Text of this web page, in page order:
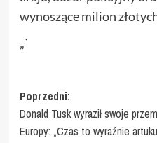
wynoszące milion
„`
Zobacz
wpisy
Poprzedni:
Donald Tusk wyraził swoje
Europy: „Czas to wyraźnie